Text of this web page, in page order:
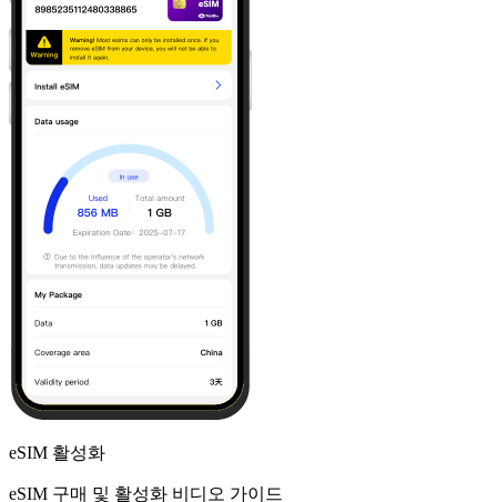
eSIM 활성화
eSIM 구매 및 활성화 비디오 가이드